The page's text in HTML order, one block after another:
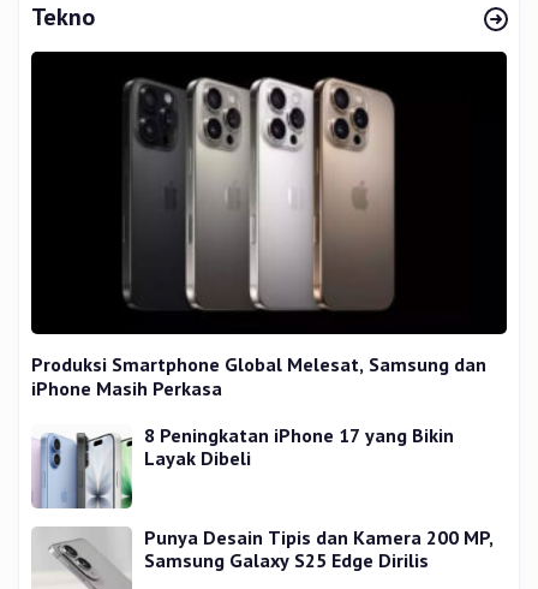
Tekno
Produksi Smartphone Global Melesat, Samsung dan
iPhone Masih Perkasa
8 Peningkatan iPhone 17 yang Bikin
Layak Dibeli
Punya Desain Tipis dan Kamera 200 MP,
Samsung Galaxy S25 Edge Dirilis